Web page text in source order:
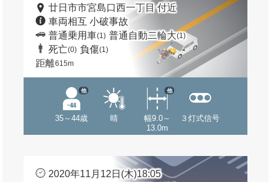
廿日市市宮島口西一丁目 付近
車両相互 小破事故
普通乗用車(1) 普通自動二輪大(1)
死亡(0) 負傷(1)
距離615m
35～44歳
他
晴
幅9.0～
13.0m
他
３灯式信号
2020年11月12日(木)18:05